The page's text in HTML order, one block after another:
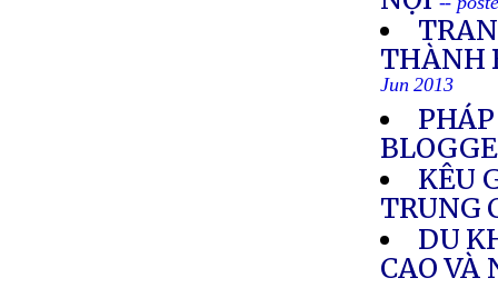
THÀNH
Jun 2013
KÊU
TRUNG
DU
CAO VÀ